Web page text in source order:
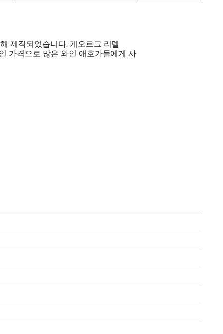
제작되었습니다. 게오르그 리델
가격으로 많은 와인 애호가들에게 사